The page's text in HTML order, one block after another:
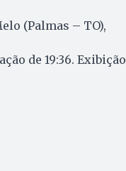
(Palmas – TO),
de 19:36. Exibição